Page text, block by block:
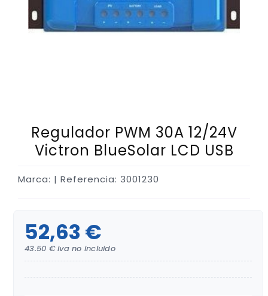
Regulador PWM 30A 12/24V
Victron BlueSolar LCD USB
Marca: | Referencia: 3001230
52,63 €
43.50 € iva no incluido